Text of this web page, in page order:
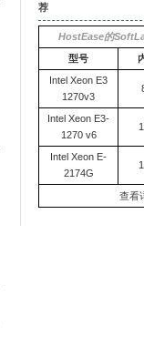
荐
HostEase的
型号
Intel Xeon E3
1270v3
Intel Xeon E3-
1270 v6
Intel Xeon E-
2174G
查看